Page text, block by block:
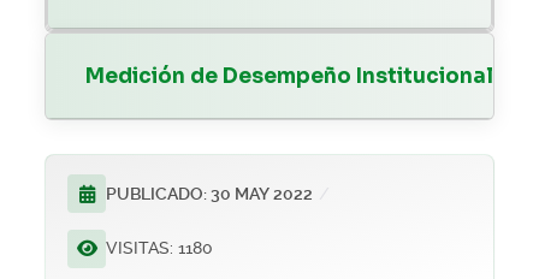
Medición de Desempeño Institucional
PUBLICADO: 30 MAY 2022
VISITAS: 1180